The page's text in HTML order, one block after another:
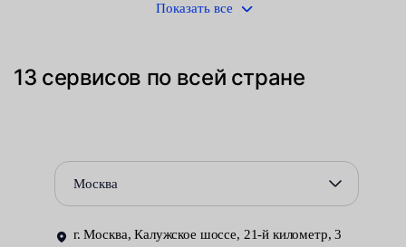
резкого температурного скачка.
затем ослабить резьбовые соединения, с помощью которых
деталь крепится к головке блока цилиндров.
Любые ошибки, допущенные при демонтаже старого и
Показать все
13 сервисов по всей стране
Москва
г. Москва, Калужское шоссе, 21-й километр, 3